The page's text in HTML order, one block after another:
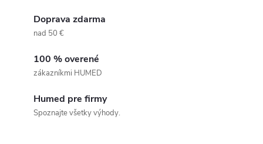
Doprava zdarma
nad 50 €
100 % overené
zákazníkmi HUMED
Humed pre firmy
Spoznajte všetky výhody.